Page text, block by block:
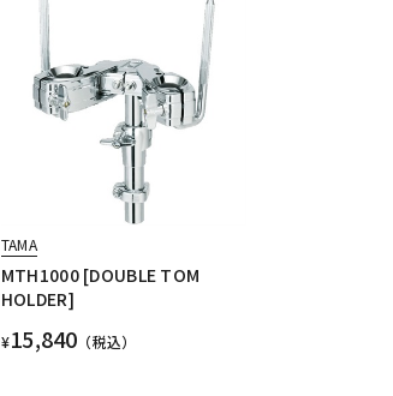
TAMA
MTH1000 [DOUBLE TOM
HOLDER]
¥15,840 （税込）